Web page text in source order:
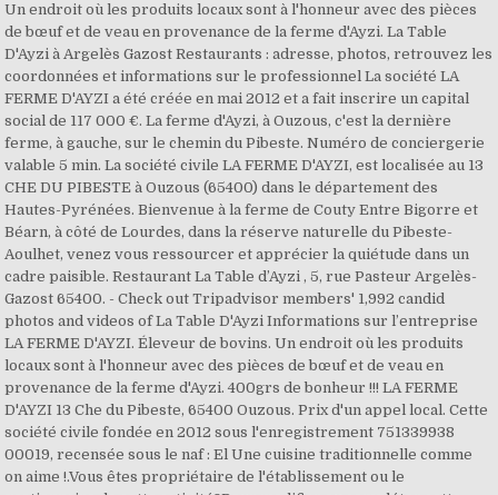
Un endroit où les produits locaux sont à l'honneur avec des pièces
de bœuf et de veau en provenance de la ferme d'Ayzi. La Table
D'Ayzi à Argelès Gazost Restaurants : adresse, photos, retrouvez les
coordonnées et informations sur le professionnel La société LA
FERME D'AYZI a été créée en mai 2012 et a fait inscrire un capital
social de 117 000 €. La ferme d'Ayzi, à Ouzous, c'est la dernière
ferme, à gauche, sur le chemin du Pibeste. Numéro de conciergerie
valable 5 min. La société civile LA FERME D'AYZI, est localisée au 13
CHE DU PIBESTE à Ouzous (65400) dans le département des
Hautes-Pyrénées. Bienvenue à la ferme de Couty Entre Bigorre et
Béarn, à côté de Lourdes, dans la réserve naturelle du Pibeste-
Aoulhet, venez vous ressourcer et apprécier la quiétude dans un
cadre paisible. Restaurant La Table d’Ayzi , 5, rue Pasteur Argelès-
Gazost 65400. - Check out Tripadvisor members' 1,992 candid
photos and videos of La Table D'Ayzi Informations sur l’entreprise
LA FERME D'AYZI. Éleveur de bovins. Un endroit où les produits
locaux sont à l'honneur avec des pièces de bœuf et de veau en
provenance de la ferme d'Ayzi. 400grs de bonheur !!! LA FERME
D'AYZI 13 Che du Pibeste, 65400 Ouzous. Prix d'un appel local. Cette
société civile fondée en 2012 sous l'enregistrement 751339938
00019, recensée sous le naf : El Une cuisine traditionnelle comme
on aime !.Vous êtes propriétaire de l'établissement ou le